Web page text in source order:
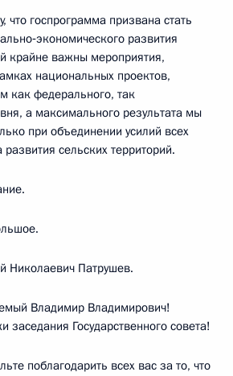
что госпрограмма призвана стать
развития
крайне важны мероприятия,
национальных проектов,
как федерального, так
а максимального результата мы
при объединении усилий всех
развития сельских территорий.
Николаевич Патрушев.
Владимир Владимирович!
заседания Государственного совета!
поблагодарить всех вас за то, что